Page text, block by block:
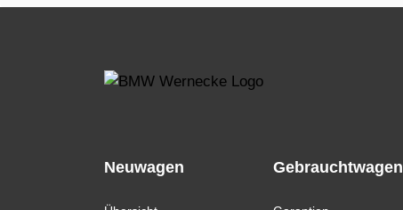
Neuwagen Gebrauchtwagen